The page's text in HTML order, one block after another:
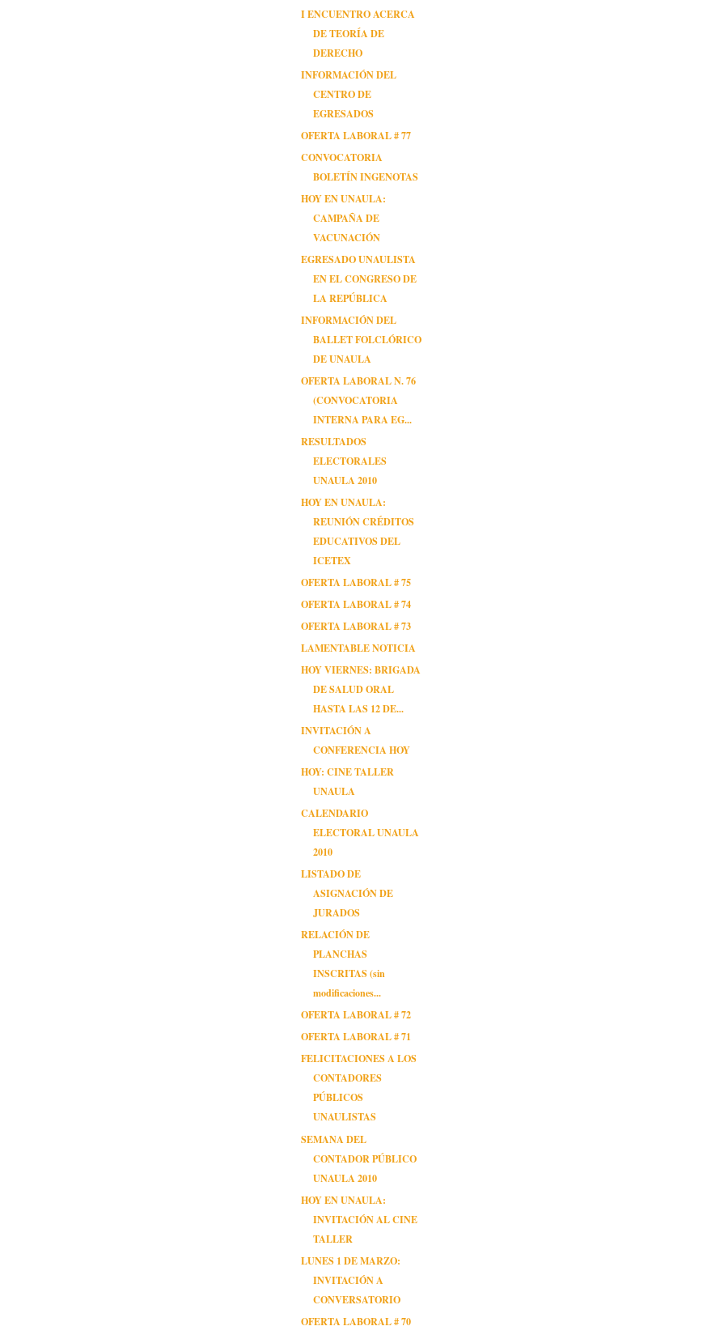
I ENCUENTRO ACERCA
DE TEORÍA DE
DERECHO
INFORMACIÓN DEL
CENTRO DE
EGRESADOS
OFERTA LABORAL # 77
CONVOCATORIA
BOLETÍN INGENOTAS
HOY EN UNAULA:
CAMPAÑA DE
VACUNACIÓN
EGRESADO UNAULISTA
EN EL CONGRESO DE
LA REPÚBLICA
INFORMACIÓN DEL
BALLET FOLCLÓRICO
DE UNAULA
OFERTA LABORAL N. 76
(CONVOCATORIA
INTERNA PARA EG...
RESULTADOS
ELECTORALES
UNAULA 2010
HOY EN UNAULA:
REUNIÓN CRÉDITOS
EDUCATIVOS DEL
ICETEX
OFERTA LABORAL # 75
OFERTA LABORAL # 74
OFERTA LABORAL # 73
LAMENTABLE NOTICIA
HOY VIERNES: BRIGADA
DE SALUD ORAL
HASTA LAS 12 DE...
INVITACIÓN A
CONFERENCIA HOY
HOY: CINE TALLER
UNAULA
CALENDARIO
ELECTORAL UNAULA
2010
LISTADO DE
ASIGNACIÓN DE
JURADOS
RELACIÓN DE
PLANCHAS
INSCRITAS (sin
modificaciones...
OFERTA LABORAL # 72
OFERTA LABORAL # 71
FELICITACIONES A LOS
CONTADORES
PÚBLICOS
UNAULISTAS
SEMANA DEL
CONTADOR PÚBLICO
UNAULA 2010
HOY EN UNAULA:
INVITACIÓN AL CINE
TALLER
LUNES 1 DE MARZO:
INVITACIÓN A
CONVERSATORIO
OFERTA LABORAL # 70